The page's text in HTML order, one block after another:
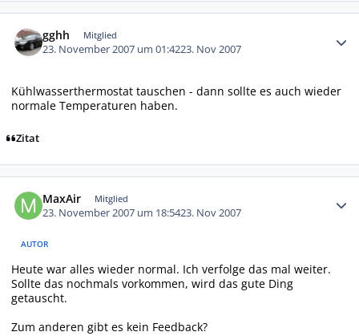
gghh Mitglied
23. November 2007 um 01:4223. Nov 2007
Kühlwasserthermostat tauschen - dann sollte es auch wieder
normale Temperaturen haben.
Zitat
MaxAir Mitglied
23. November 2007 um 18:5423. Nov 2007
AUTOR
Heute war alles wieder normal. Ich verfolge das mal weiter.
Sollte das nochmals vorkommen, wird das gute Ding
getauscht.
Zum anderen gibt es kein Feedback?